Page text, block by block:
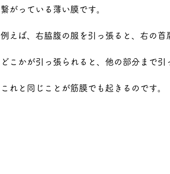
繋がっている薄い膜です。
例えば、右脇腹の服を引っ張ると、右の首
どこかが引っ張られると、他の部分まで引
これと同じことが筋膜でも起きるのです。